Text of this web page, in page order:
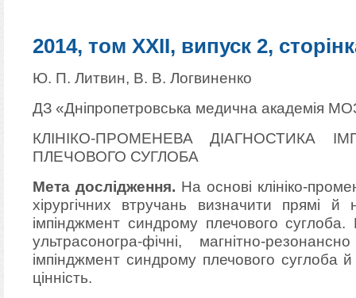
2014, том XXII, випуск 2,
Ю. П. Литвин, В. В. Логвиненко
ДЗ «Дніпропетровська медична академія
КЛІНІКО-ПРОМЕНЕВА ДІАГНОСТИКА
ПЛЕЧОВОГО СУГЛОБА
Мета дослідження. На основі клініко-
хірургічних втручань визначити прямі й
імпінджмент синдрому плечового суглоба.
ультрасоногра-фічні, магнітно-
імпінджмент синдрому плечового суглоба й
цінність.